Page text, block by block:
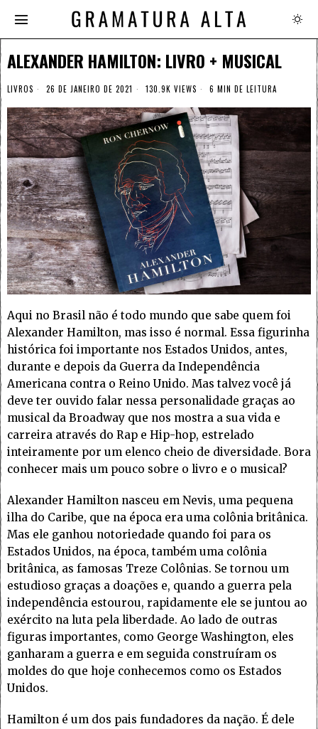
ALEXANDER HAMILTON: LIVRO + MUSICAL
LIVROS 26 DE JANEIRO DE 2021 130.9K VIEWS 6 MIN DE LEITURA
Aqui no Brasil não é todo mundo que sabe quem foi
Alexander Hamilton, mas isso é normal. Essa figurinha
histórica foi importante nos Estados Unidos, antes,
durante e depois da Guerra da Independência
Americana contra o Reino Unido. Mas talvez você já
deve ter ouvido falar nessa personalidade graças ao
musical da Broadway que nos mostra a sua vida e
carreira através do Rap e Hip-hop, estrelado
inteiramente por um elenco cheio de diversidade. Bora
conhecer mais um pouco sobre o livro e o musical?
Alexander Hamilton nasceu em Nevis, uma pequena
ilha do Caribe, que na época era uma colônia britânica.
Mas ele ganhou notoriedade quando foi para os
Estados Unidos, na época, também uma colônia
britânica, as famosas Treze Colônias. Se tornou um
estudioso graças a doações e, quando a guerra pela
independência estourou, rapidamente ele se juntou ao
exército na luta pela liberdade. Ao lado de outras
figuras importantes, como George Washington, eles
ganharam a guerra e em seguida construíram os
moldes do que hoje conhecemos como os Estados
Unidos.
Hamilton é um dos pais fundadores da nação. É dele